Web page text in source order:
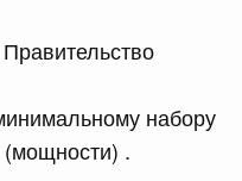
набору
(мощности) .